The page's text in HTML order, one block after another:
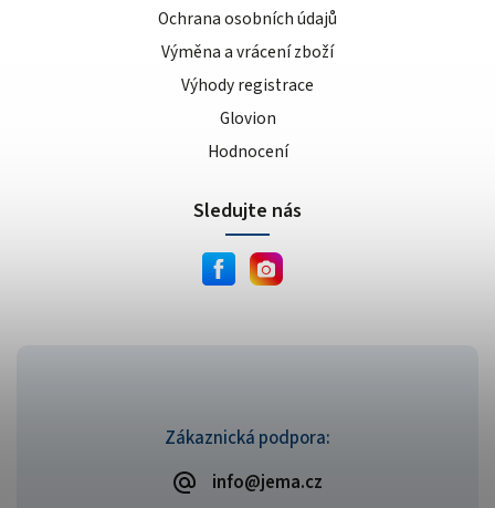
Zákaznická podpora:
info@jema.cz
Ochrana osobních údajů
Výměna a vrácení zboží
Výhody registrace
Glovion
Hodnocení
Sledujte nás